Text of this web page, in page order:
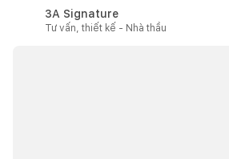
3A Signature
Tư vấn, thiết kế - Nhà thầu